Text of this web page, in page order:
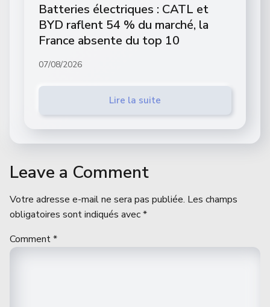
Batteries électriques : CATL et
BYD raflent 54 % du marché, la
France absente du top 10
07/08/2026
Lire la suite
Leave a Comment
Votre adresse e-mail ne sera pas publiée. Les champs
obligatoires sont indiqués avec*
Comment*